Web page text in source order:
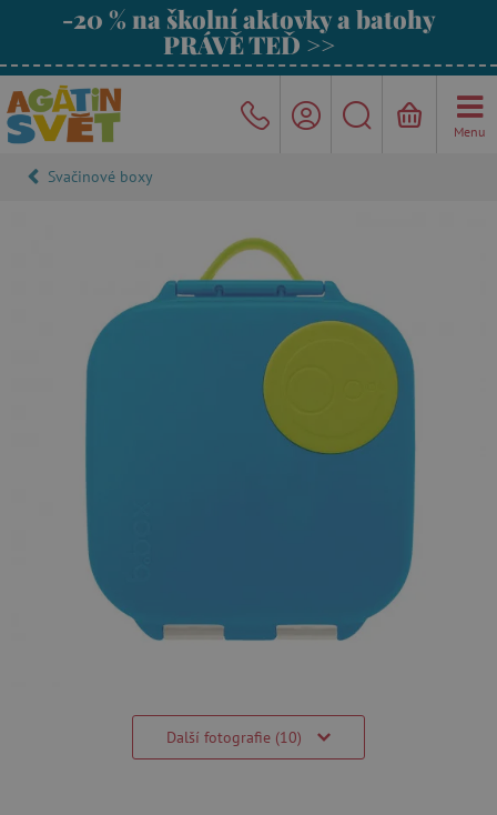
-20 % na školní aktovky a batohy
PRÁVĚ TEĎ >>
Menu
Svačinové boxy
Další fotografie (10)